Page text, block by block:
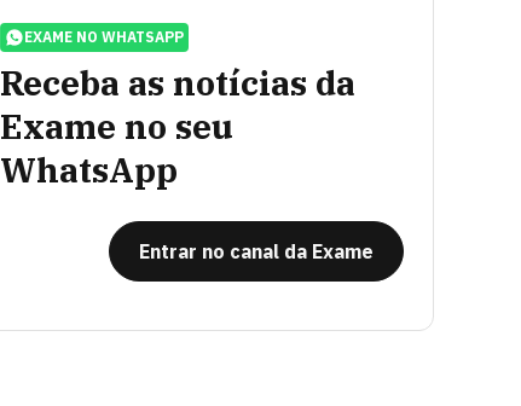
EXAME NO WHATSAPP
Receba as notícias da
Exame no seu
WhatsApp
Entrar no canal da Exame